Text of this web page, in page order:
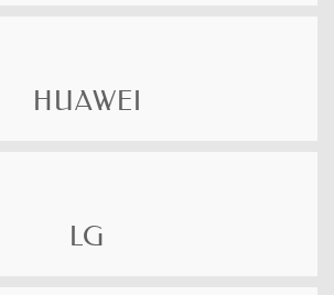
HUAWEI
LG